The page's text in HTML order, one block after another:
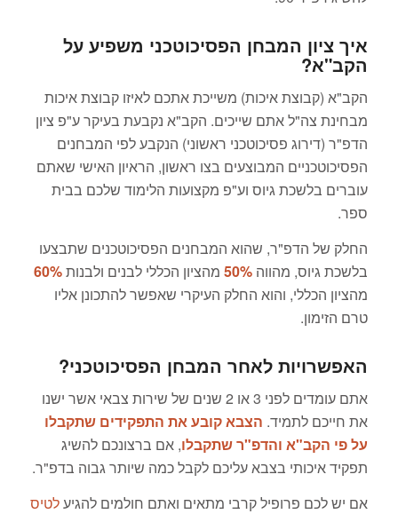
איך ציון המבחן הפסיכוטכני משפיע על
הקב"א?
הקב"א (קבוצת איכות) משייכת אתכם לאיזו קבוצת איכות
מבחינת צה"ל אתם שייכים. הקב"א נקבעת בעיקר ע"פ ציון
הדפ"ר (דירוג פסיכוטכני ראשוני) הנקבע לפי המבחנים
הפסיכוטכניים המבוצעים בצו ראשון, הראיון האישי שאתם
עוברים בלשכת גיוס וע"פ מקצועות הלימוד שלכם בבית
ספר.
החלק של הדפ"ר, שהוא המבחנים הפסיכוטכנים שתבצעו
בלשכת גיוס, מהווה 50%מהציון הכללי לבנים ולבנות60%
מהציון הכללי, והוא החלק העיקרי שאפשר להתכונן אליו
טרם הזימון.
האפשרויות לאחר המבחן הפסיכוטכני?
אתם עומדים לפני 3 או 2 שנים של שירות צבאי אשר ישנו
את חייכם לתמיד. הצבא קובע את התפקידים שתקבלו
על פי הקב"א והדפ"ר שתקבלו, אם ברצונכם להשיג
תפקיד איכותי בצבא עליכם לקבל כמה שיותר גבוה בדפ"ר.
אם יש לכם פרופיל קרבי מתאים ואתם חולמים להגיעלטיס